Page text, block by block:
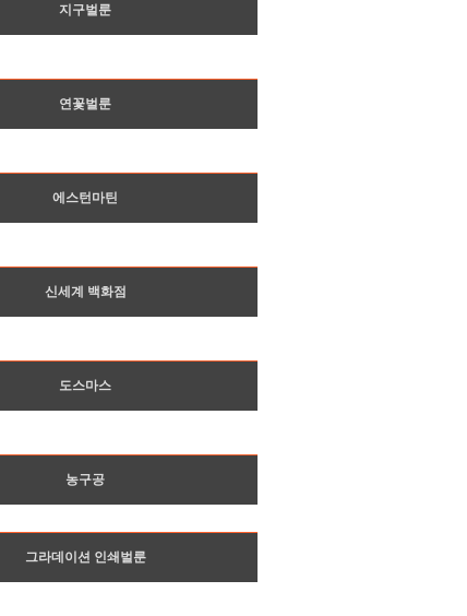
지구벌룬
연꽃벌룬
에스턴마틴
신세계 백화점
도스마스
농구공
그라데이션 인쇄벌룬